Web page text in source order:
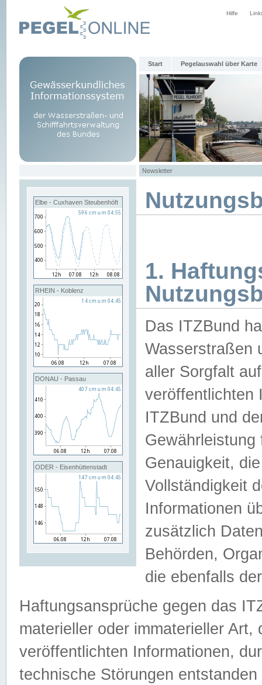
Hilfe
Start Pegelauswahl über Karte
Newsletter
Elbe - Cuxhaven Steubenhöft
RHEIN - Koblenz
DONAU - Passau
ODER - Eisenhüttenstadt
1.
Das ITZBund
Wasserstraßen
aller Sorgfalt
veröffentlichten
ITZBund und
Genauigkeit,
Vollständigkeit
Informationen
zusätzlich
Behörden,
die ebenfalls
Haftungsansprüche gegen das
materieller oder immaterieller
veröffentlichten Informationen,
technische Störungen